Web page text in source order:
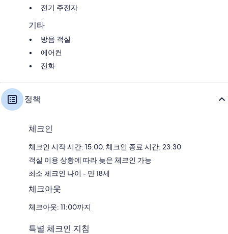
전기 주전자
기타
방음 객실
에어컨
전화
정책
체크인
체크인 시작 시간: 15:00, 체크인 종료 시간: 23:30
객실 이용 상황에 따라 늦은 체크인 가능
최소 체크인 나이 - 만 18세
체크아웃
체크아웃: 11:00까지
특별 체크인 지침